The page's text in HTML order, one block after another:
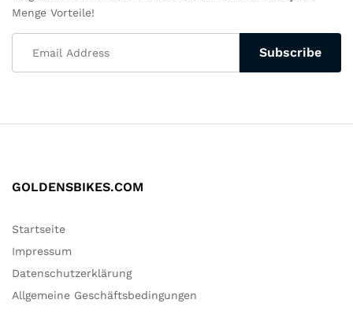
Menge Vorteile!
GOLDENSBIKES.COM
Startseite
Impressum
Datenschutzerklärung
Allgemeine Geschäftsbedingungen